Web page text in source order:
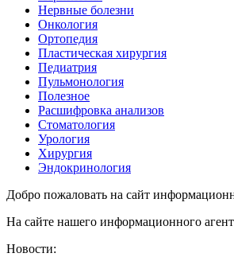
Нервные болезни
Онкология
Ортопедия
Пластическая хирургия
Педиатрия
Пульмонология
Полезное
Расшифровка анализов
Стоматология
Урология
Хирургия
Эндокринология
Добро пожаловать на сайт
На сайте нашего информационного
Новости: